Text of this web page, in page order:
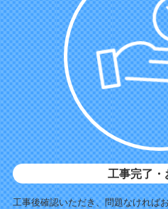
工事完了
工事後確認いただき、問題なければ